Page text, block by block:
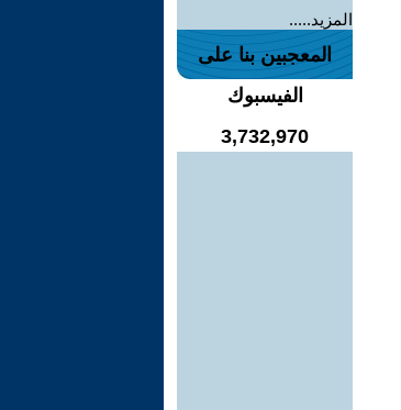
المزيد.....
المعجبين بنا على
الفيسبوك
3,732,970